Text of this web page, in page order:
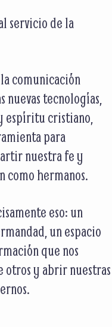
servicio de la
comunicación
nuevas tecnologías,
espíritu cristiano,
para
nuestra fe y
como hermanos.
eso: un
un espacio
que nos
otros y abrir nuestras